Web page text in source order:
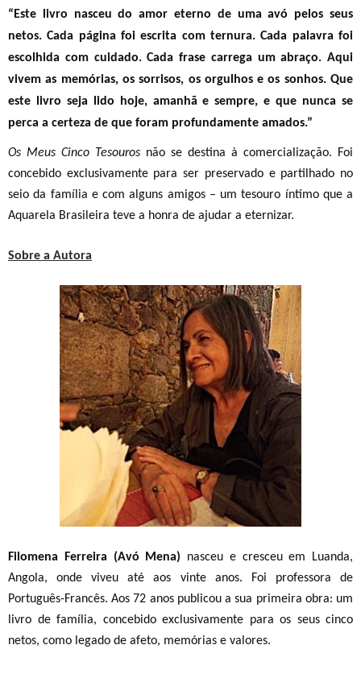
“Este livro nasceu do amor eterno de uma avó pelos seus
netos. Cada página foi escrita com ternura. Cada palavra foi
escolhida com cuidado. Cada frase carrega um abraço. Aqui
vivem as memórias, os sorrisos, os orgulhos e os sonhos. Que
este livro seja lido hoje, amanhã e sempre, e que nunca se
perca a certeza de que foram profundamente amados.”
Os Meus Cinco Tesouros não se destina à comercialização. Foi
concebido exclusivamente para ser preservado e partilhado no
seio da família e com alguns amigos – um tesouro íntimo que a
Aquarela Brasileira teve a honra de ajudar a eternizar.
Sobre a Autora
Filomena Ferreira (Avó Mena) nasceu e cresceu em Luanda,
Angola, onde viveu até aos vinte anos. Foi professora de
Português-Francês. Aos 72 anos publicou a sua primeira obra: um
livro de família, concebido exclusivamente para os seus cinco
netos, como legado de afeto, memórias e valores.